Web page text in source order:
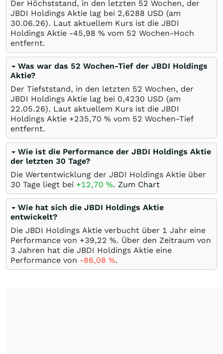
Der Höchststand, in den letzten 52 Wochen, der
JBDI Holdings Aktie lag bei 2,6288 USD (am
30.06.26). Laut aktuellem Kurs ist die JBDI
Holdings Aktie -45,98 % vom 52 Wochen-Hoch
entfernt.
Was war das 52 Wochen-Tief der JBDI Holdings
Aktie?
Der Tiefststand, in den letzten 52 Wochen, der
JBDI Holdings Aktie lag bei 0,4230 USD (am
22.05.26). Laut aktuellem Kurs ist die JBDI
Holdings Aktie +235,70 % vom 52 Wochen-Tief
entfernt.
Wie ist die Performance der JBDI Holdings Aktie
der letzten 30 Tage?
Die Wertentwicklung der JBDI Holdings Aktie über
30 Tage liegt bei +12,70 %. Zum Chart
Wie hat sich die JBDI Holdings Aktie
entwickelt?
Die JBDI Holdings Aktie verbucht über 1 Jahr eine
Performance von +39,22 %. Über den Zeitraum von
3 Jahren hat die JBDI Holdings Aktie eine
Performance von -86,08 %.